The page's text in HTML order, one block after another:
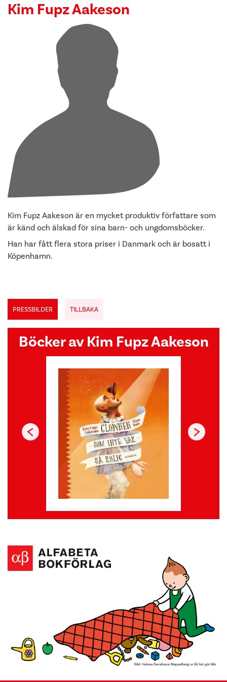
Kim Fupz Aakeson
Kim Fupz Aakeson är en mycket produktiv författare som
är känd och älskad för sina barn- och ungdomsböcker.
Han har fått flera stora priser i Danmark och är bosatt i
Köpenhamn.
PRESSBILDER TILLBAKA
Böcker av Kim Fupz Aakeson